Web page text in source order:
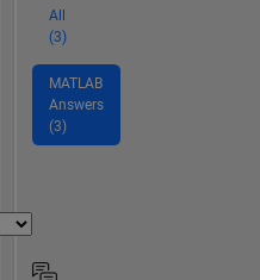
All
(3)
MATLAB
Answers
(3)